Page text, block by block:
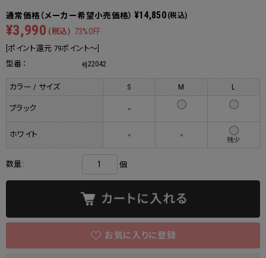
¥14,850 (税込)
¥3,990 (税込) 73%OFF
[ポイント還元 79ポイント～]
型番：
ej22042
カラー / サイズ S M L
ブラック ×
ホワイト × ×
残少
数量: 個